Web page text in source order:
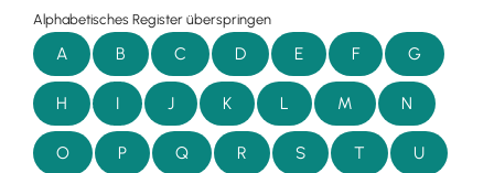
Alphabetisches Register überspringen
A B C D E F G
H I J K L M N
O P Q R S T U